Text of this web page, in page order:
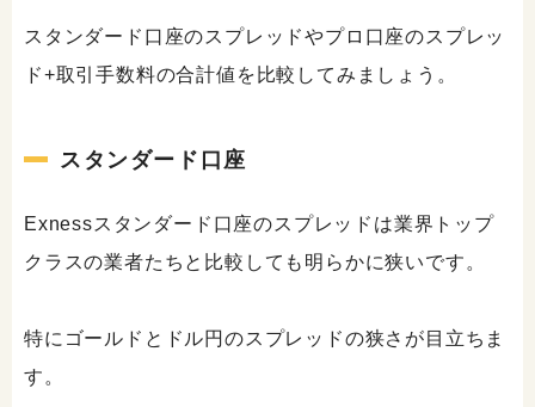
スタンダード口座のスプレッドやプロ口座のスプレッ
ド+取引手数料の合計値を比較してみましょう。
スタンダード口座
Exnessスタンダード口座のスプレッドは業界トップ
クラスの業者たちと比較しても明らかに狭いです。
特にゴールドとドル円のスプレッドの狭さが目立ちま
す。